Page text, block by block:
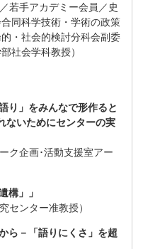
若手アカデミー会員／史
同科学技術・学術の政策
・社会的検討分科会副委
社会学科教授）
り」をみんなで形作ると
ないためにセンターの実
ク企画･活動支援室アー
構」」
センター准教授）
ら－「語りにくさ」を超